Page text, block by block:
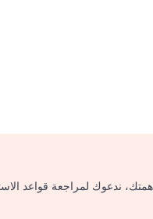
ندعوك لمراجعة قواعد